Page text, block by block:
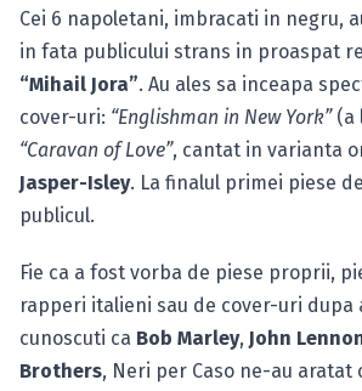
Cei 6 napoletani, imbracati in negru,
in fata publicului strans in proaspat
“Mihail Jora”. Au ales sa inceapa
cover-uri: “Englishman in New York”(a
“Caravan of Love”, cantat in varianta
Jasper-Isley. La finalul primei piese
publicul.
Fie ca a fost vorba de piese proprii,
rapperi italieni sau de cover-uri
cunoscuti ca Bob Marley, John
Brothers, Neri per Caso ne-au aratat